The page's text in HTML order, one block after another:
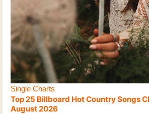
Single Charts
Top 25 Billboard Hot Country Songs
August 2026